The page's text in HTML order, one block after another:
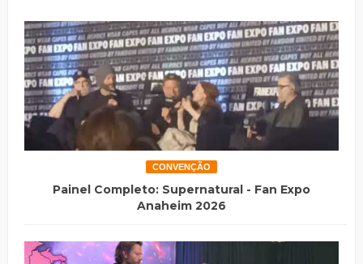
CONVENÇÃO
Painel Completo: Supernatural - Fan Expo
Anaheim 2026